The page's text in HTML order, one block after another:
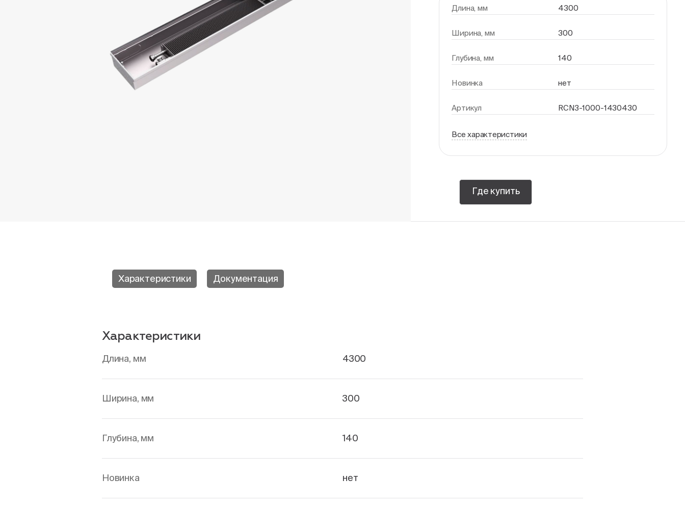
Длина, мм 4300
Ширина, мм 300
Глубина, мм 140
Новинка нет
Артикул RCN3-1000-1430430
Все характеристики
Где купить
Характеристики Документация
Характеристики
Длина, мм 4300
Ширина, мм 300
Глубина, мм 140
Новинка нет